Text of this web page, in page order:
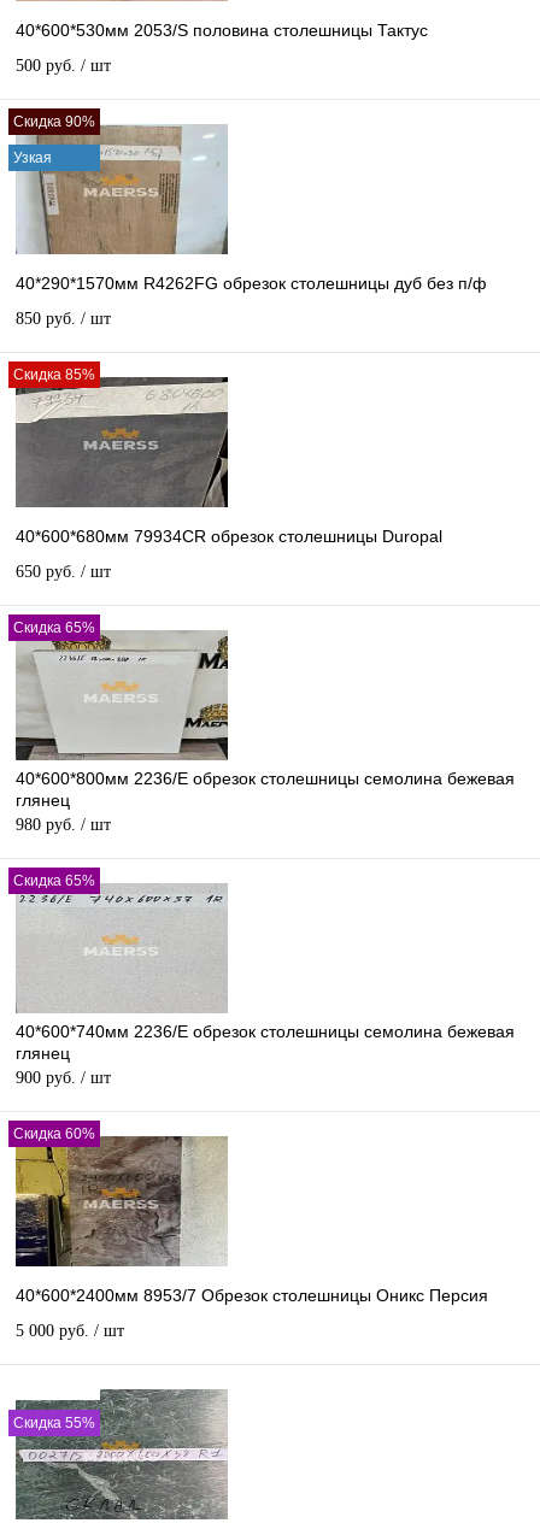
40*600*530мм 2053/S половина столешницы Тактус
500 руб. / шт
Скидка 90%
Узкая
40*290*1570мм R4262FG обрезок столешницы дуб без п/ф
850 руб. / шт
Скидка 85%
40*600*680мм 79934CR обрезок столешницы Duropal
650 руб. / шт
Скидка 65%
40*600*800мм 2236/E обрезок столешницы семолина бежевая
глянец
980 руб. / шт
Скидка 65%
40*600*740мм 2236/E обрезок столешницы семолина бежевая
глянец
900 руб. / шт
Скидка 60%
40*600*2400мм 8953/7 Обрезок столешницы Оникс Персия
5 000 руб. / шт
Скидка 55%